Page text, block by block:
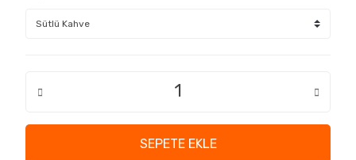
SEPETE EKLE